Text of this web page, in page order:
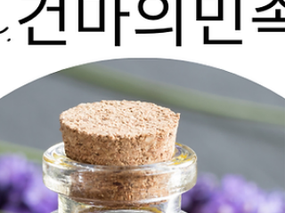
권 지역은 서울과 지방의 중간 성격 을 가집니다.
울보다 경쟁 낮음 생활권 중심 고객 비중 높음 근무
분위기 비교적 안정적 장기 근무 선호 업소 많음 분
당·일산·부천·수원 같은 지역은 단골 비율이 높은
이라 감정 소모가 적다고 느끼는 경우도 많습니다.
👉 초보 여성, 장기 근무를 고려하는 경우 선택률
높습니다. 3. 대전·대구 같